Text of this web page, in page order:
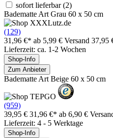
sofort lieferbar(2)
Badematte Art Grau 60 x 50 cm
(129)
31,96 €* ab 5,99 € Versand 37,95
Lieferzeit: ca. 1-2 Wochen
Shop-Info
Zum Anbieter
Badematte Art Beige 60 x 50 cm
(959)
39,95 € 31,96 €* ab 6,90 €
Lieferzeit: 4 - 5 Werktage
Shop-Info